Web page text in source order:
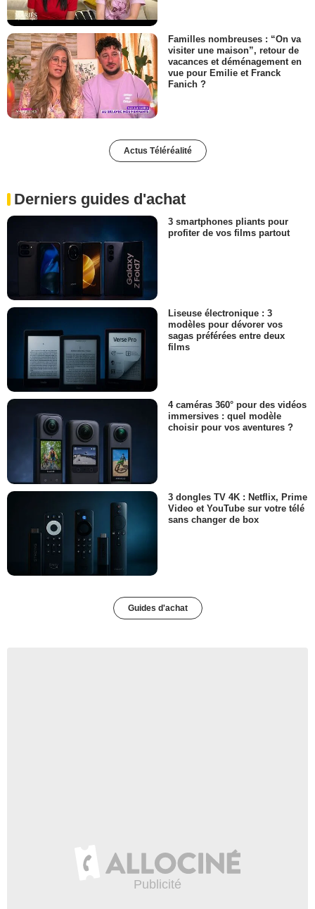
Familles nombreuses : “On va
visiter une maison”, retour de
vacances et déménagement en
vue pour Emilie et Franck
Fanich ?
Actus Téléréalité
Derniers guides d'achat
3 smartphones pliants pour
profiter de vos films partout
Liseuse électronique : 3
modèles pour dévorer vos
sagas préférées entre deux
films
4 caméras 360° pour des vidéos
immersives : quel modèle
choisir pour vos aventures ?
3 dongles TV 4K : Netflix, Prime
Video et YouTube sur votre télé
sans changer de box
Guides d'achat